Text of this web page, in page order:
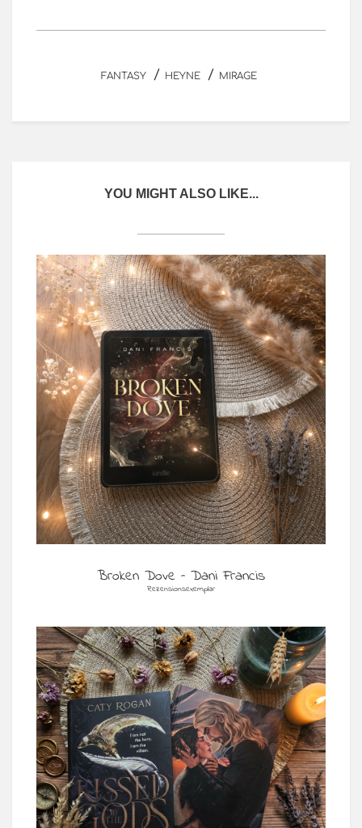
FANTASY / HEYNE / MIRAGE
YOU MIGHT ALSO LIKE...
Broken Dove – Dani Francis
Rezensionsexemplar